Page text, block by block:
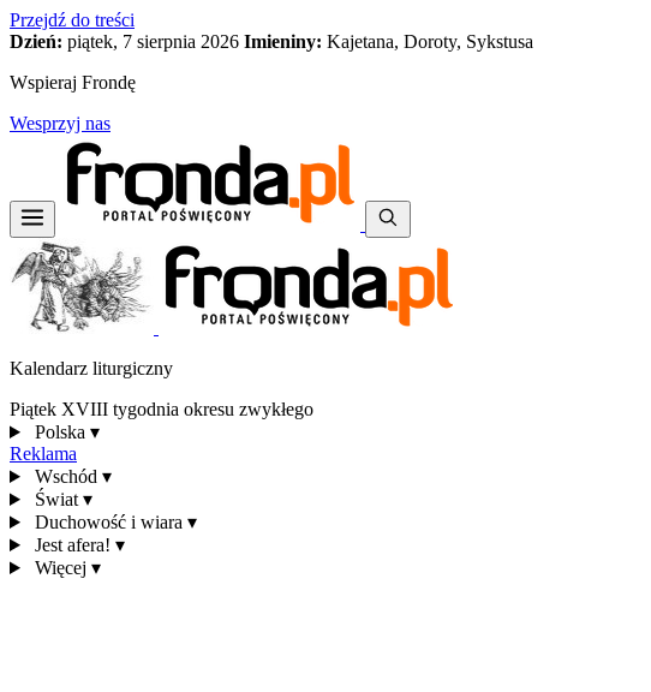
Przejdź do treści
Dzień: piątek, 7 sierpnia 2026 Imieniny: Kajetana, Doroty, Sykstusa
Wspieraj Frondę
Wesprzyj nas
Kalendarz liturgiczny
Piątek XVIII tygodnia okresu zwykłego
Polska ▾
Reklama
Wschód ▾
Świat ▾
Duchowość i wiara ▾
Jest afera! ▾
Więcej ▾